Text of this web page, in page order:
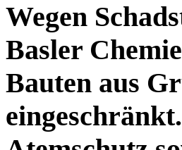
Wegen
Basler
Bauten aus